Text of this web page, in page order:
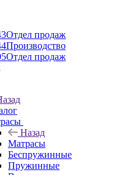
Отдел продаж
Производство
Отдел продаж
Назад
Матрасы
Беспружинные
Пружинные